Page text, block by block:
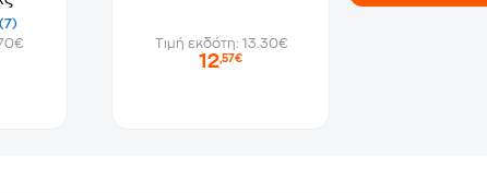
(7)
Τιμή εκδότη: 13.30€
12,57€